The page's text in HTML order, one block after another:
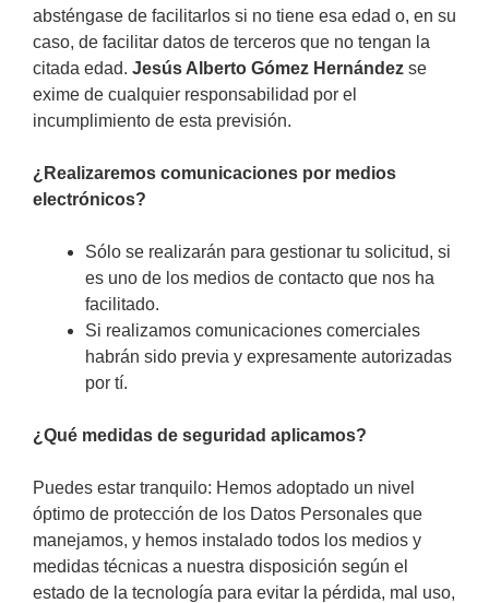
absténgase de facilitarlos si no tiene esa edad o, en su
caso, de facilitar datos de terceros que no tengan la
citada edad. Jesús Alberto Gómez Hernández se
exime de cualquier responsabilidad por el
incumplimiento de esta previsión.
¿Realizaremos comunicaciones por medios
electrónicos?
Sólo se realizarán para gestionar tu solicitud, si
es uno de los medios de contacto que nos ha
facilitado.
Si realizamos comunicaciones comerciales
habrán sido previa y expresamente autorizadas
por tí.
¿Qué medidas de seguridad aplicamos?
Puedes estar tranquilo: Hemos adoptado un nivel
óptimo de protección de los Datos Personales que
manejamos, y hemos instalado todos los medios y
medidas técnicas a nuestra disposición según el
estado de la tecnología para evitar la pérdida, mal uso,